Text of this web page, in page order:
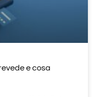
e cosa